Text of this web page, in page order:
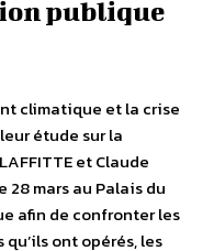
publique
climatique et la crise
étude sur la
et Claude
28 mars au Palais du
afin de confronter les
ont opérés, les